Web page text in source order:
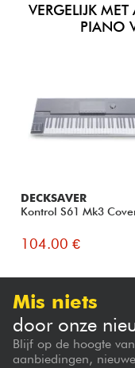
VERGELIJK
PIANO
DECKSAVER
Kontrol S61 Mk3
104.00 €
Mis niets
door onze
Blijf op de hoogte
aanbiedingen,